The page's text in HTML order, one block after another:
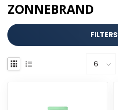
ZONNEBRAND
FILTERS